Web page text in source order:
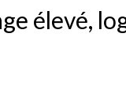
élevé,